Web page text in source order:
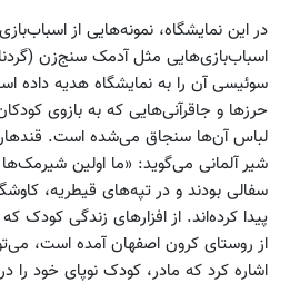
در این نمایشگاه، نمونه‌هایی از
اسباب‌بازی‌هایی مثل آدمک سنج‌زن
سوئیسی آن‌ را به نمایشگاه هدیه داده
حرزها و جا‌قرآنی‌هایی که به بازوی
لباس آن‌ها سنجاق می‌شده است.
شیر آلمانی می‌گوید: «ما اولین شیرمک‌ها
سفالی بودند و در تپه‌های قیطریه،
پیدا کرده‌اند. از افزارهای زندگی کودک
از روستای کرون اصفهان آمده است،
اشاره کرد که مادر، کودک نوپای خود را